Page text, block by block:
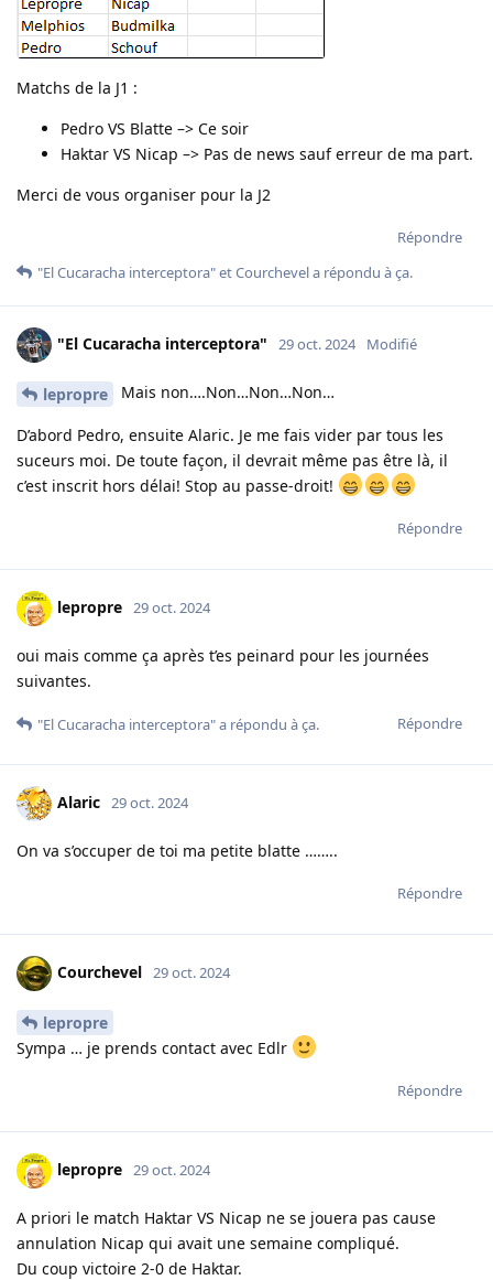
Matchs de la J1 :
Pedro VS Blatte –> Ce soir
Haktar VS Nicap –> Pas de news sauf erreur de ma part.
Merci de vous organiser pour la J2
Répondre
"El Cucaracha interceptora"etCourchevela répondu à ça.
"El Cucaracha interceptora" 29 oct. 2024 Modifié
lepropre Mais non….Non…Non…Non…
D’abord Pedro, ensuite Alaric. Je me fais vider par tous les
suceurs moi. De toute façon, il devrait même pas être là, il
c’est inscrit hors délai! Stop au passe-droit!
Répondre
lepropre 29 oct. 2024
oui mais comme ça après t’es peinard pour les journées
suivantes.
Répondre
"El Cucaracha interceptora"a répondu à ça.
Alaric 29 oct. 2024
On va s’occuper de toi ma petite blatte ……..
Répondre
Courchevel 29 oct. 2024
lepropre
Sympa … je prends contact avec Edlr
Répondre
lepropre 29 oct. 2024
A priori le match Haktar VS Nicap ne se jouera pas cause
annulation Nicap qui avait une semaine compliqué.
Du coup victoire 2-0 de Haktar.